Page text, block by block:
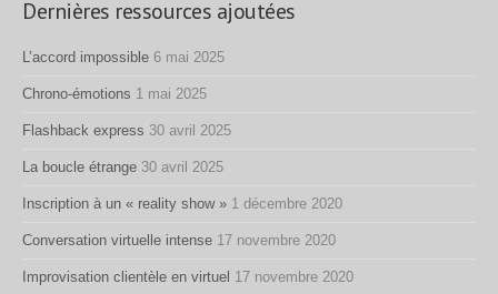
Dernières ressources ajoutées
L’accord impossible 6 mai 2025
Chrono-émotions 1 mai 2025
Flashback express 30 avril 2025
La boucle étrange 30 avril 2025
Inscription à un « reality show » 1 décembre 2020
Conversation virtuelle intense 17 novembre 2020
Improvisation clientèle en virtuel 17 novembre 2020